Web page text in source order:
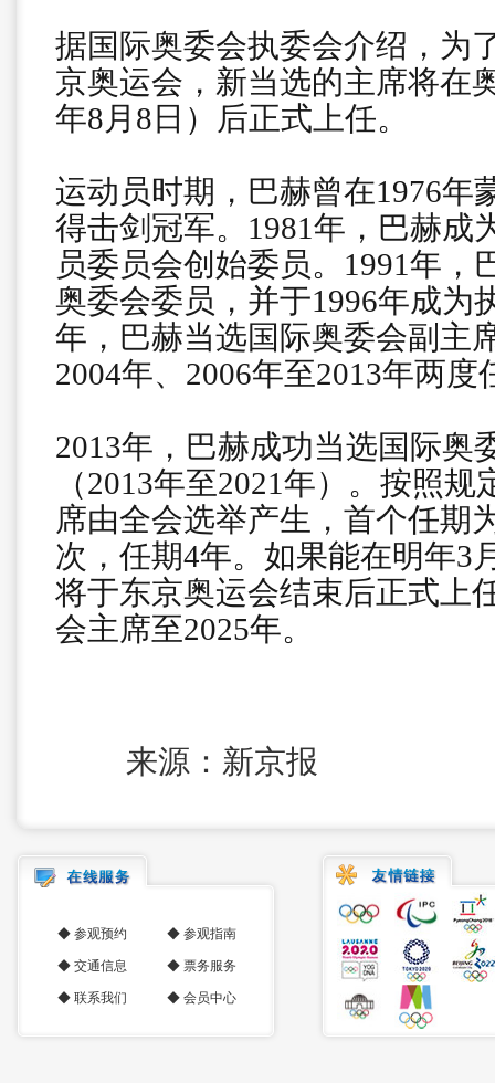
据国际奥委会执委会介绍，为
京奥运会，新当选的主席将在
年8月8日）后正式上任。
运动员时期，巴赫曾在1976年
得击剑冠军。1981年，巴赫成
员委员会创始委员。1991年，
奥委会委员，并于1996年成为
年，巴赫当选国际奥委会副主
2004年、2006年至2013年两度
2013年，巴赫成功当选国际奥
（2013年至2021年）。按照
席由全会选举产生，首个任期
次，任期4年。如果能在明年3
将于东京奥运会结束后正式上
会主席至2025年。
来源：新京报
◆ 参观预约 ◆ 参观指南
◆ 交通信息 ◆ 票务服务
◆ 联系我们 ◆ 会员中心